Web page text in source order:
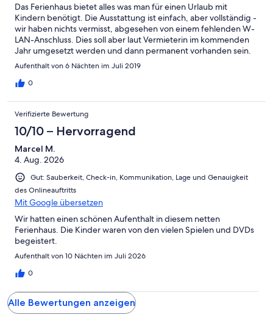
Das Ferienhaus bietet alles was man für einen Urlaub mit
Kindern benötigt. Die Ausstattung ist einfach, aber vollständig -
wir haben nichts vermisst, abgesehen von einem fehlenden W-
LAN-Anschluss. Dies soll aber laut Vermieterin im kommenden
Jahr umgesetzt werden und dann permanent vorhanden sein.
Dass das Ferienhaus selbst geputzt werden muss, haben wir
gerne vorher gewußt. Ansonsten gerne wieder.
Aufenthalt von 6 Nächten im Juli 2019
0
Verifizierte Bewertung
10/10 – Hervorragend
Marcel M.
4. Aug. 2026
Gut: Sauberkeit, Check-in, Kommunikation, Lage und Genauigkeit
des Onlineauftritts
Mit Google übersetzen
Wir hatten einen schönen Aufenthalt in diesem netten
Ferienhaus. Die Kinder waren von den vielen Spielen und DVDs
begeistert.
Aufenthalt von 10 Nächten im Juli 2026
0
Alle Bewertungen anzeigen